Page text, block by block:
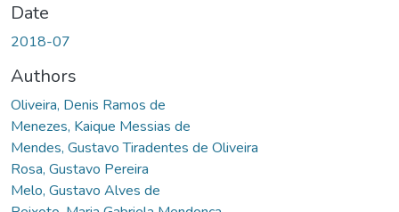
Date
2018-07
Authors
Oliveira, Denis Ramos de
Menezes, Kaique Messias de
Mendes, Gustavo Tiradentes de Oliveira
Rosa, Gustavo Pereira
Melo, Gustavo Alves de